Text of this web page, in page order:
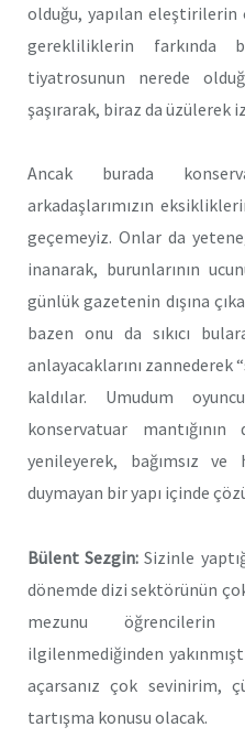
olduğu, yapılan eleştirilerin
gerekliliklerin farkında
tiyatrosunun nerede
şaşırarak, biraz da üzülerek
Ancak burada
arkadaşlarımızın
geçemeyiz. Onlar da
inanarak, burunlarının
günlük gazetenin dışına
bazen onu da sıkıcı
anlayacaklarını zannederek
kaldılar. Umudum
konservatuar
yenileyerek, bağımsız
duymayan bir yapı içinde
Bülent Sezgin: Sizinle
dönemde dizi sektörünün
mezunu
ilgilenmediğinden
açarsanız çok sevinirim,
tartışma konusu olacak.